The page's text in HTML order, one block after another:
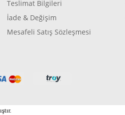
Teslimat Bilgileri
İade & Değişim
Mesafeli Satış Sözleşmesi